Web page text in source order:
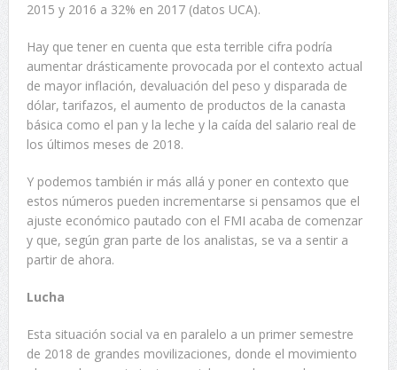
2015 y 2016 a 32% en 2017 (datos UCA).
Hay que tener en cuenta que esta terrible cifra podría
aumentar drásticamente provocada por el contexto actual
de mayor inflación, devaluación del peso y disparada de
dólar, tarifazos, el aumento de productos de la canasta
básica como el pan y la leche y la caída del salario real de
los últimos meses de 2018.
Y podemos también ir más allá y poner en contexto que
estos números pueden incrementarse si pensamos que el
ajuste económico pautado con el FMI acaba de comenzar
y que, según gran parte de los analistas, se va a sentir a
partir de ahora.
Lucha
Esta situación social va en paralelo a un primer semestre
de 2018 de grandes movilizaciones, donde el movimiento